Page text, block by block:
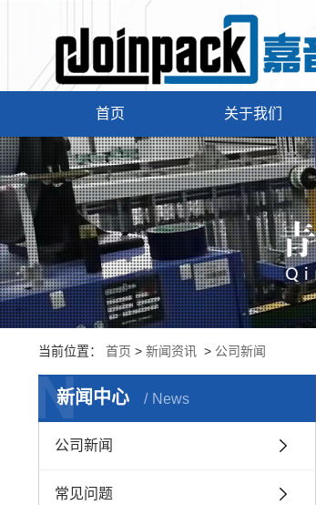
首页 关于我们
当前位置： 首页 > 新闻资讯 > 公司新闻
新闻中心 News
N
公司新闻
常见问题